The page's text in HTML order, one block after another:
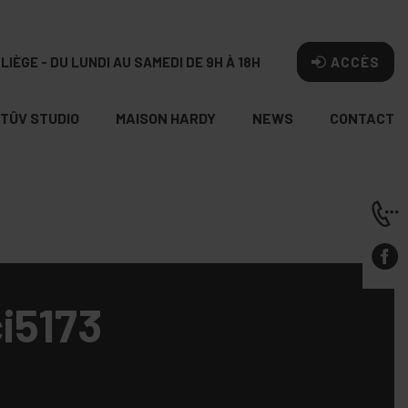
- DU LUNDI AU SAMEDI DE 9H À 18H ACCÈS
STUDIO MAISON HARDY NEWS CONTACT